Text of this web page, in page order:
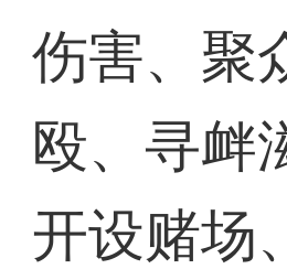
伤害、聚
殴、寻衅
开设赌场